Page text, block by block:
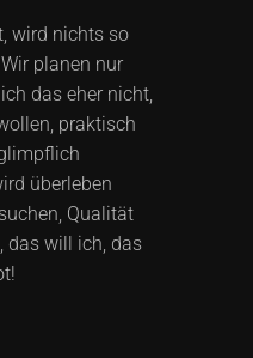
wird nichts so
planen nur
das eher nicht,
praktisch
überleben
Qualität
das will ich, das